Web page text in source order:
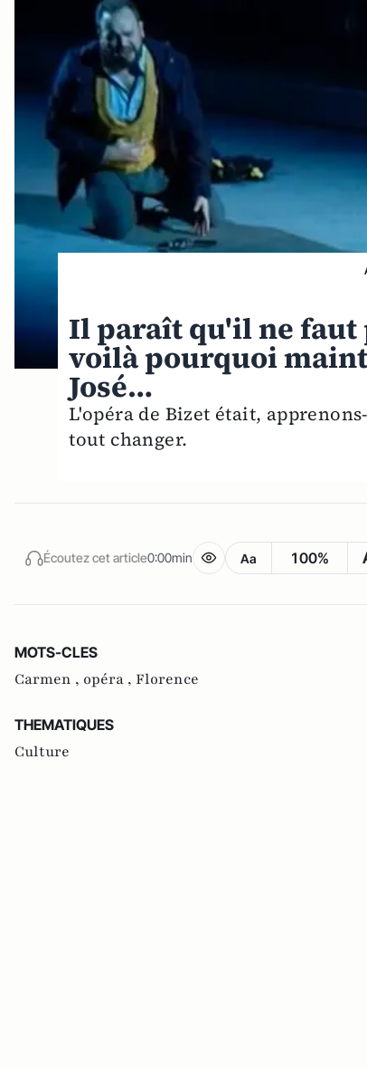
Il paraît qu'il ne faut
voilà pourquoi
José…
L'opéra de Bizet était,
tout changer.
Écoutez cet article0:00min Aa 100%
MOTS-CLES
Carmen , opéra , Florence
THEMATIQUES
Culture